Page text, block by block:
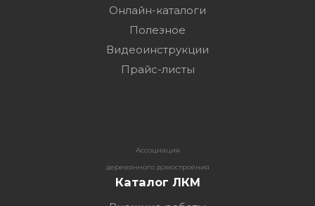
Онлайн-каталоги
Полезное
Видеоинструкции
Прайс-листы
Ассоциация
деревянного домостроения
Каталог ЛКМ